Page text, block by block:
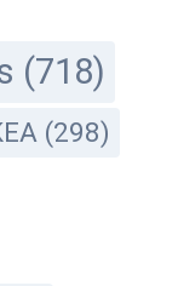
(718)
(298)